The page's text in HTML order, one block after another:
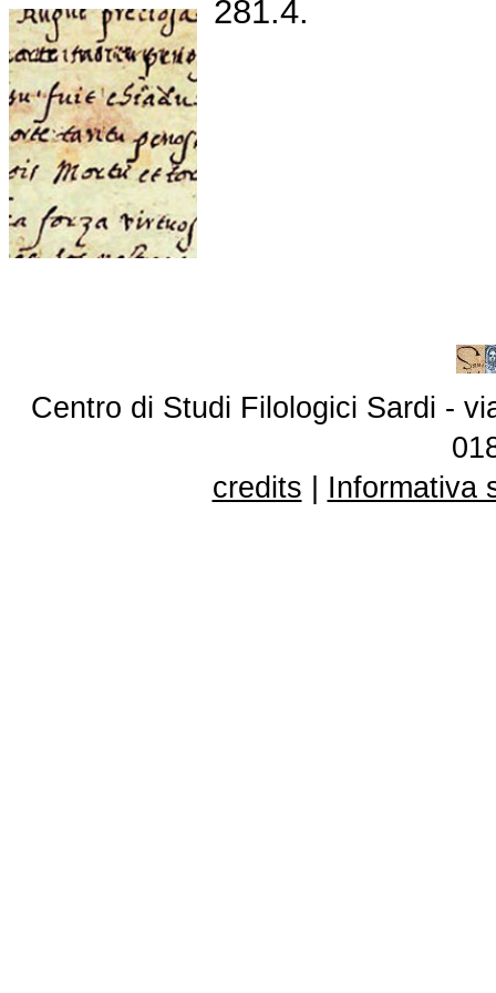
281.4.
Centro di Studi Filologici Sardi -
credits
Informativa